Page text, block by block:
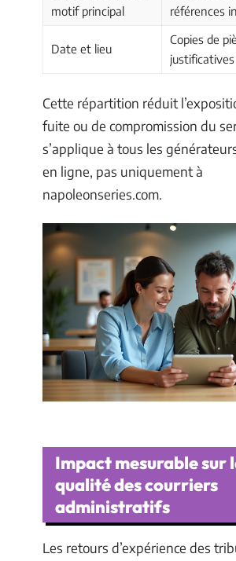
motif principal
références
Date et lieu
Copies de
justificatives
Cette répartition réduit
fuite ou de compromission du
s’applique à tous les
en ligne, pas uniquement à
napoleonseries.com.
Impact mesurable sur
qualité des courriers
administratifs
Les retours d’expérience des